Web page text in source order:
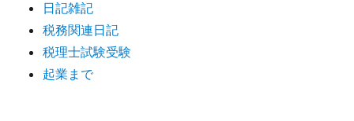
日記雑記
税務関連日記
税理士試験受験
起業まで